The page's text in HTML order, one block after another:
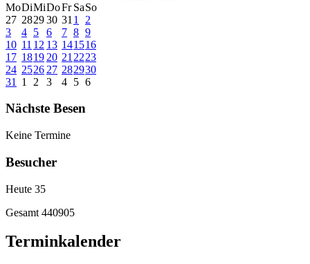
MoDiMiDoFr SaSo
27 282930 31 1
2
3
4 5 6 7 8 9
10 11 12 13 141516
17 1819 20 21 2223
24 2526 27 282930
31
1 2 3 4 5 6
Nächste Besen
Keine Termine
Besucher
Heute 35
Gesamt 440905
Terminkalender